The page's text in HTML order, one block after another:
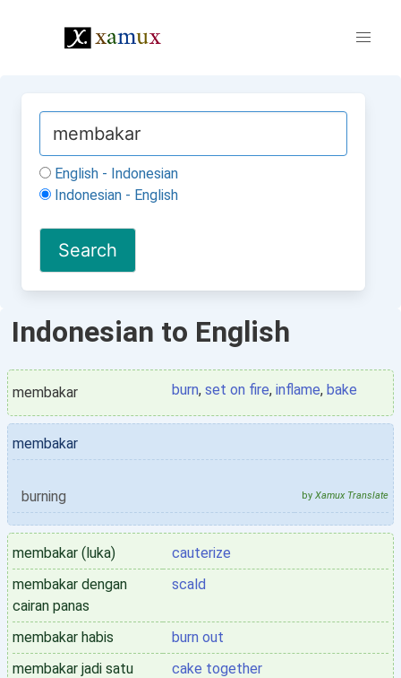
English - Indonesian
Indonesian - English
Indonesian to English
membakar burn, set on fire, inflame, bake
membakar
burning by Xamux Translate
membakar (luka)
cauterize
membakar dengan
cairan panas
scald
membakar habis
burn out
membakar jadi satu
cake together